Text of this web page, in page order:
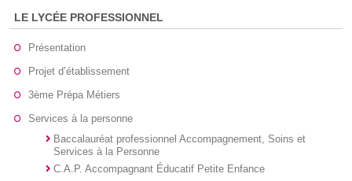
LE LYCÉE PROFESSIONNEL
Présentation
Projet d’établissement
3ème Prépa Métiers
Services à la personne
Baccalauréat professionnel Accompagnement, Soins et
Services à la Personne
C.A.P. Accompagnant Éducatif Petite Enfance